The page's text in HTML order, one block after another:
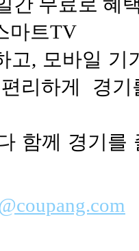
마트TV
고, 모바일 기
리하게 경
함께 경기를